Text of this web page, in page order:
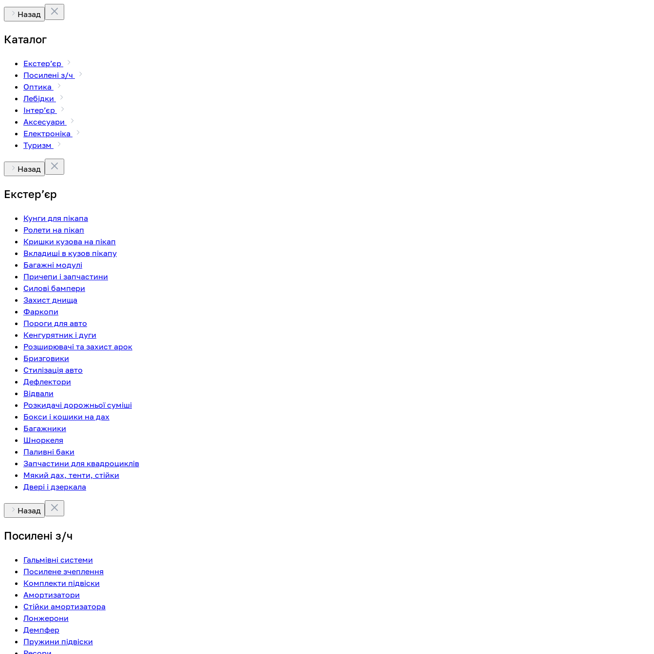
Назад
Каталог
Екстерʼєр
Посилені з/ч
Оптика
Лебідки
Інтерʼєр
Аксесуари
Електроніка
Туризм
Назад
Екстерʼєр
Кунги для пікапа
Ролети на пікап
Кришки кузова на пікап
Вкладиші в кузов пікапу
Багажні модулі
Причепи і запчастини
Силові бампери
Захист днища
Фаркопи
Пороги для авто
Кенгурятник і дуги
Розширювачі та захист арок
Бризговики
Стилізація авто
Дефлектори
Відвали
Розкидачі дорожньої суміші
Бокси і кошики на дах
Багажники
Шноркеля
Паливні баки
Запчастини для квадроциклів
Мякий дах, тенти, стійки
Двері і дзеркала
Назад
Посилені з/ч
Гальмівні системи
Посилене зчеплення
Комплекти підвіски
Амортизатори
Стійки амортизатора
Лонжерони
Демпфер
Пружини підвіски